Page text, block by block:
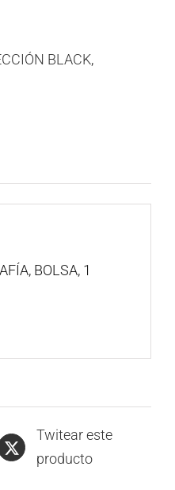
BLACK,
BOLSA, 1
Twitear este
producto